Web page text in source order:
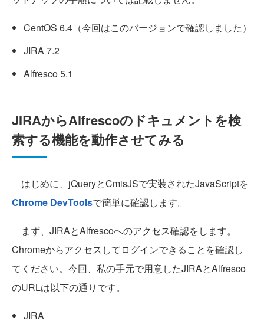
CentOS 6.4（今回はこのバージョンで確認しました）
JIRA 7.2
Alfresco 5.1
JIRAからAlfrescoのドキュメントを検
索する機能を動作させてみる
はじめに、jQueryとCmisJSで実装されたJavaScriptを
Chrome DevToolsで簡単に確認します。
まず、JIRAとAlfrescoへのアクセス確認をします。
Chromeからアクセスしてログインできることを確認し
てください。今回、私の手元で用意したJIRAとAlfresco
のURLは以下の通りです。
JIRA